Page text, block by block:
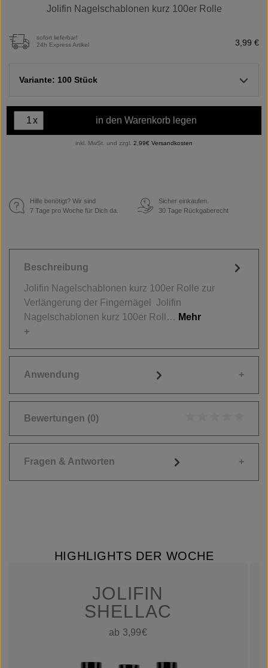
Jolifin Nagelschablonen kurz 100er Rolle
sofort lieferbar!
24h Express Artikel
3,99 €
Variante: 100 Stück
x in den Warenkorb legen
inkl. MwSt. und zzgl. 2,99€ Versandkosten
Hilfe benötigt? Wir sind
7 Tage pro Woche für Dich da.
€
Sicher einkaufen.
30 Tage Rückgaberecht
Beschreibung
Jolifin Nagelschablonen kurz 100er Rolle zur
Verlängerung der Fingernägel Jolifin
Nagelschablonen kurz 100er Roll… Mehr
Anwendung
Bewertungen (0)
Fragen & Antworten
HIGHLIGHTS DER WOCHE
JOLIFIN
SHELLAC
ab 3,99€